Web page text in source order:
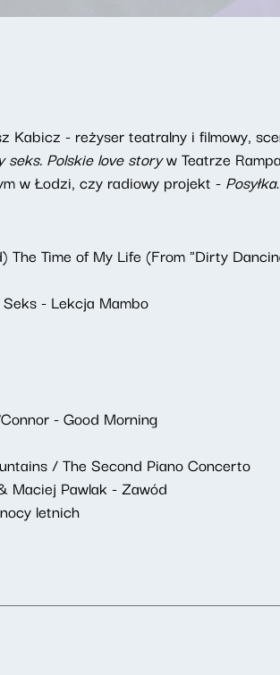
Kabicz - reżyser teatralny i filmowy,
seks. Polskie love storyw Teatrze
w Łodzi, czy radiowy projekt - Posyłka.
Time of My Life (From "Dirty
- Lekcja Mambo
- Good Morning
/ The Second Piano Concerto
Maciej Pawlak - Zawód
letnich